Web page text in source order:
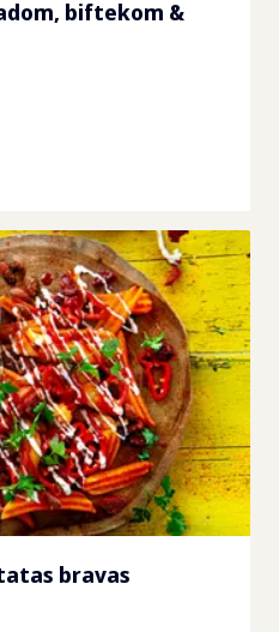
biftekom &
bravas